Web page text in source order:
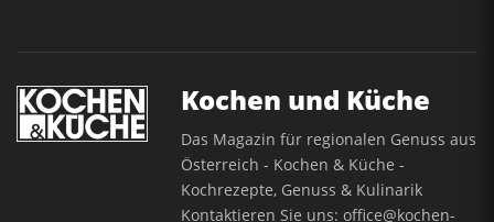
Kochen und Küche
Das Magazin für regionalen Genuss aus
Österreich - Kochen & Küche -
Kochrezepte, Genuss & Kulinarik
Kontaktieren Sie uns:office@kochen-